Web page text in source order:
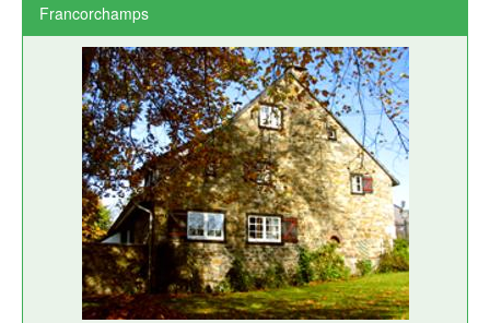
Francorchamps